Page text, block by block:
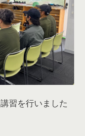
習を行いました